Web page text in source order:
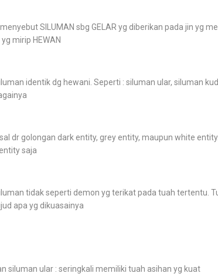
SILUMAN sbg GELAR yg diberikan pada jin yg
mirip HEWAN
identik dg hewani. Seperti : siluman ular, siluman
dr golongan dark entity, grey entity, maupun white
saja
tidak seperti demon yg terikat pada tuah tertentu.
apa yg dikuasainya
siluman ular : seringkali memiliki tuah asihan yg kuat